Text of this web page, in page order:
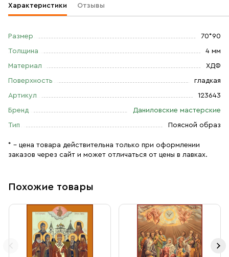
Характеристики Отзывы
Размер 70*90
Толщина 4 мм
Материал ХДФ
Поверхность гладкая
Артикул 123643
Бренд Даниловские мастерские
Тип Поясной образ
* – цена товара действительна только при оформлении
заказов через сайт и может отличаться от цены в лавках.
Похожие товары